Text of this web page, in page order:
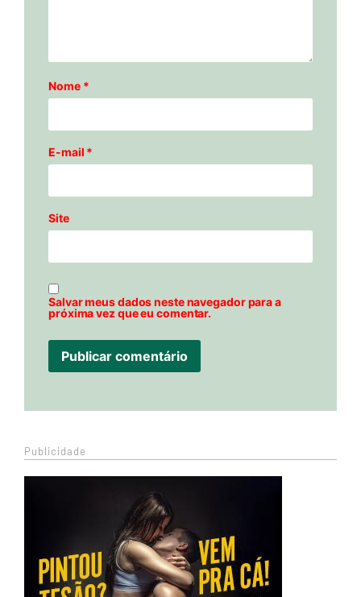
Nome *
E-mail *
Site
Salvar meus dados neste navegador para a
próxima vez que eu comentar.
Publicidade